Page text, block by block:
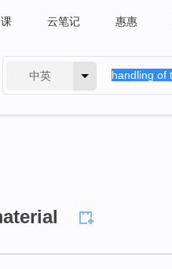
云笔记 惠惠
中英